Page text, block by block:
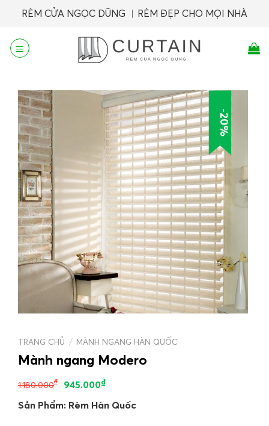
content
RÈM CỬA NGỌC DŨNG ︱RÈM ĐẸP CHO MỌI NHÀ
-20%
TRANG CHỦ / MÀNH NGANG HÀN QUỐC
Mành ngang Modero
1.180.000₫ 945.000₫
Sản Phẩm: Rèm Hàn Quốc